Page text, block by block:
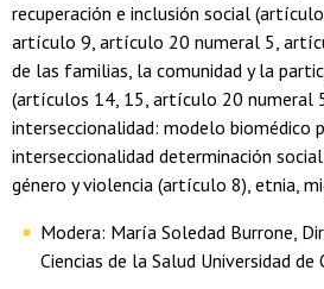
recuperación e inclusión social
artículo 9, artículo 20 numeral 5,
de las familias, la comunidad y la
(artículos 14, 15, artículo 20 numeral
interseccionalidad: modelo biomédico
interseccionalidad determinación
género y violencia (artículo 8), etnia,
Modera: María Soledad Burrone,
Ciencias de la Salud Universidad de